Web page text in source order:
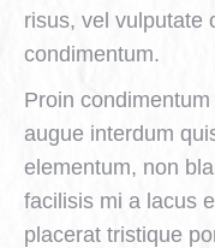
risus, vel vulputate
condimentum.
Proin
augue interdum
elementum, non
facilisis mi a lacus
placerat tristique